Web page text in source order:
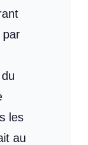
par
les
au